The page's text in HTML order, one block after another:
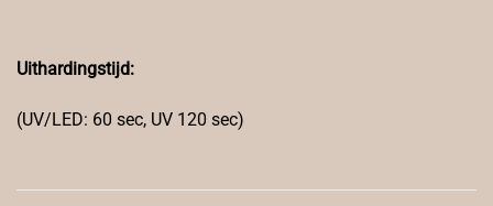
Uithardingstijd:
(UV/LED: 60 sec, UV 120 sec)